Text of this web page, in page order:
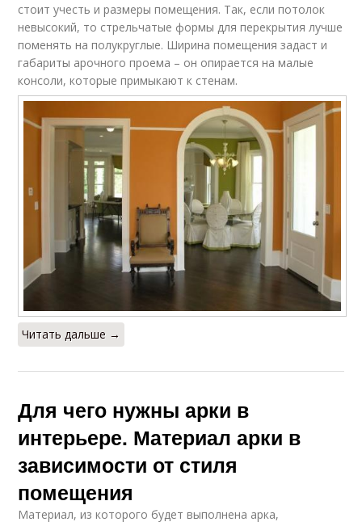
стоит учесть и размеры помещения. Так, если потолок
невысокий, то стрельчатые формы для перекрытия лучше
поменять на полукруглые. Ширина помещения задаст и
габариты арочного проема – он опирается на малые
консоли, которые примыкают к стенам.
Читать дальше →
Для чего нужны арки в
интерьере. Материал арки в
зависимости от стиля
помещения
Материал, из которого будет выполнена арка,